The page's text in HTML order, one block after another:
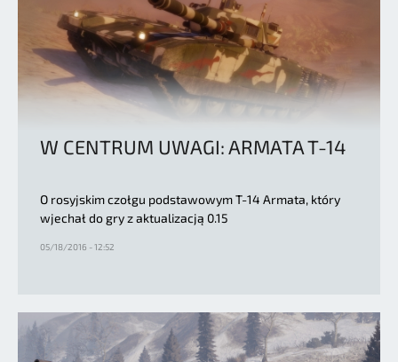
W CENTRUM UWAGI: ARMATA T-14
O rosyjskim czołgu podstawowym T-14 Armata, który
wjechał do gry z aktualizacją 0.15
05/18/2016 - 12:52